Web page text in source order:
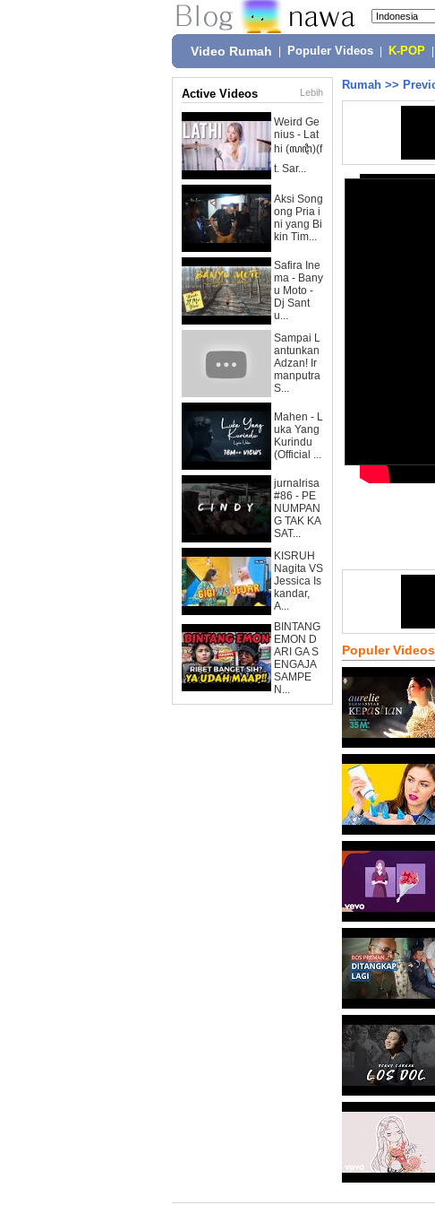
Video Rumah Populer Videos K-POP
Active Videos Lebih
Weird Ge
nius - Lat
hi (ꦭꦛꦶ)(f
t. Sar...
Aksi Song
ong Pria i
ni yang Bi
kin Tim...
Safira Ine
ma - Bany
u Moto -
Dj Sant
u...
Sampai L
antunkan
Adzan! Ir
manputra
S...
Mahen - L
uka Yang
Kurindu
(Official ...
jurnalrisa
#86 - PE
NUMPAN
G TAK KA
SAT...
KISRUH
Nagita VS
Jessica Is
kandar,
A...
BINTANG
EMON D
ARI GA S
ENGAJA
SAMPE
N...
Rumah >>
Populer Videos